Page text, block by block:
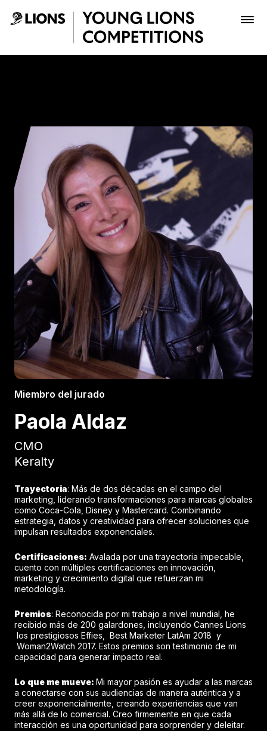
Saltar al contenido principal
Inscribir
Boletería
Miembro del jurado
Paola Aldaz
CMO
Keralty
Trayectoria: Más de dos décadas en el campo del
marketing, liderando transformaciones para marcas globales
como Coca-Cola, Disney y Mastercard. Combinando
estrategia, datos y creatividad para ofrecer soluciones que
impulsan resultados exponenciales.
Certificaciones: Avalada por una trayectoria impecable,
cuento con múltiples certificaciones en innovación,
marketing y crecimiento digital que refuerzan mi
metodología.
Premios: Reconocida por mi trabajo a nivel mundial, he
recibido más de 200 galardones, incluyendo Cannes Lions
los prestigiosos Effies, Best Marketer LatAm 2018 y
Woman2Watch 2017. Estos premios son testimonio de mi
capacidad para generar impacto real.
Lo que me mueve: Mi mayor pasión es ayudar a las marcas
a conectarse con sus audiencias de manera auténtica y a
creer exponencialmente, creando experiencias que van
más allá de lo comercial. Creo firmemente en que cada
interacción es una oportunidad para sorprender y deleitar.